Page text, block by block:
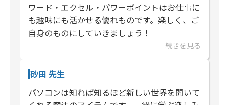
ワード・エクセル・パワーポイントはお仕事に
も趣味にも活かせる優れものです。楽しく、ご
自身のものにしていきましょう！
続きを見る
砂田 先生
パソコンは知れば知るほど新しい世界を開いて